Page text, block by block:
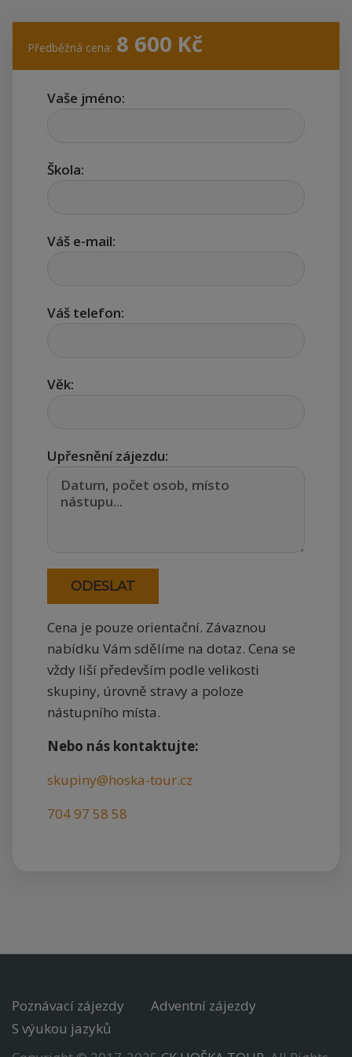
Předběžná cena: 8 600 Kč
Vaše jméno:
Škola:
Váš e-mail:
Váš telefon:
Věk:
Upřesnění zájezdu:
Cena je pouze orientační. Závaznou
nabídku Vám sdělíme na dotaz. Cena se
vždy liší především podle velikosti
skupiny, úrovně stravy a poloze
nástupního místa.
Nebo nás kontaktujte:
skupiny@hoska-tour.cz
704 97 58 58
Poznávací zájezdy
Adventní zájezdy
S výukou jazyků